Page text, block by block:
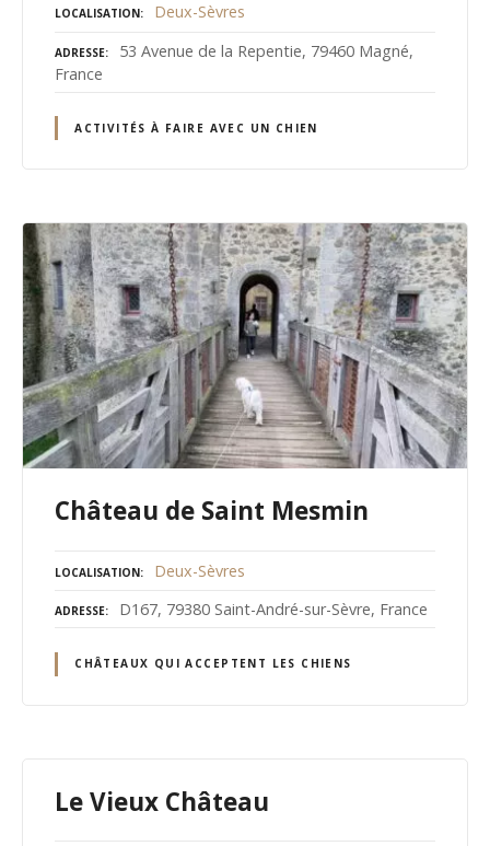
LOCALISATION Deux-Sèvres
ADRESSE
53 Avenue de la Repentie, 79460 Magné,
France
ACTIVITÉS À FAIRE AVEC UN CHIEN
Château de Saint Mesmin
LOCALISATION Deux-Sèvres
ADRESSE D167, 79380 Saint-André-sur-Sèvre, France
CHÂTEAUX QUI ACCEPTENT LES CHIENS
Le Vieux Château